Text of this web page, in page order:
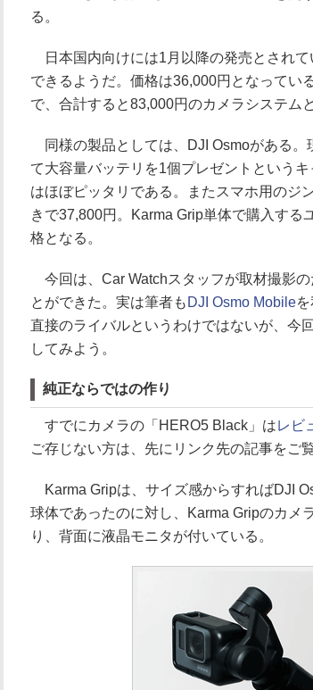
る。
日本国内向けには1月以降の発売とされ
できるようだ。価格は36,000円となってい
で、合計すると83,000円のカメラシステム
同様の製品としては、DJI Osmoがある。
て大容量バッテリを1個プレゼントという
はほぼピッタリである。またスマホ用のジ
きで37,800円。Karma Grip単体で購入する
格となる。
今回は、Car Watchスタッフが取材撮影
とができた。実は筆者も DJI Osmo Mobile
直接のライバルというわけではないが、今
してみよう。
純正ならではの作り
すでにカメラの「HERO5 Black」はレビ
ご存じない方は、先にリンク先の記事をご
Karma Gripは、サイズ感からすればDJI
球体であったのに対し、Karma Gripのカメ
り、背面に液晶モニタが付いている。